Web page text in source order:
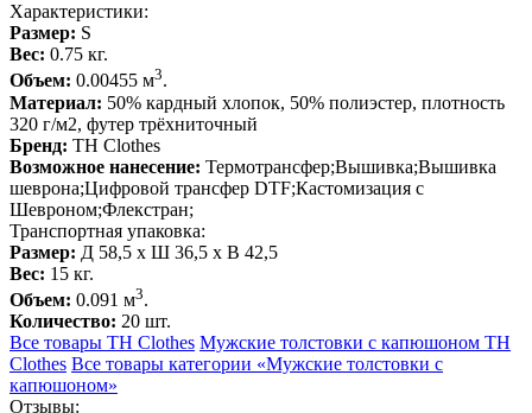
Характеристики:
Размер: S
Вес: 0.75 кг.
Объем: 0.00455 м3.
Материал: 50% кардный хлопок, 50% полиэстер, плотность
320 г/м2, футер трёхниточный
Бренд: TH Clothes
Возможное нанесение: Термотрансфер;Вышивка;Вышивка
шеврона;Цифровой трансфер DTF;Кастомизация с
Шевроном;Флекстран;
Транспортная упаковка:
Размер: Д 58,5 x Ш 36,5 x В 42,5
Вес: 15 кг.
Объем: 0.091 м3.
Количество: 20 шт.
Все товары TH Clothes Мужские толстовки с капюшоном TH
Clothes Все товары категории «Мужские толстовки с
капюшоном»
Отзывы: